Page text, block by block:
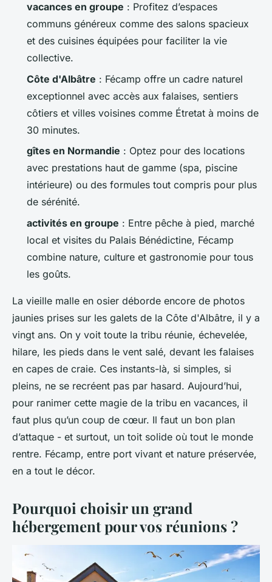
vacances en groupe : Profitez d’espaces
communs généreux comme des salons spacieux
et des cuisines équipées pour faciliter la vie
collective.
Côte d'Albâtre : Fécamp offre un cadre naturel
exceptionnel avec accès aux falaises, sentiers
côtiers et villes voisines comme Étretat à moins de
30 minutes.
gîtes en Normandie : Optez pour des locations
avec prestations haut de gamme (spa, piscine
intérieure) ou des formules tout compris pour plus
de sérénité.
activités en groupe : Entre pêche à pied, marché
local et visites du Palais Bénédictine, Fécamp
combine nature, culture et gastronomie pour tous
les goûts.
La vieille malle en osier déborde encore de photos
jaunies prises sur les galets de la Côte d'Albâtre, il y a
vingt ans. On y voit toute la tribu réunie, échevelée,
hilare, les pieds dans le vent salé, devant les falaises
en capes de craie. Ces instants-là, si simples, si
pleins, ne se recréent pas par hasard. Aujourd’hui,
pour ranimer cette magie de la tribu en vacances, il
faut plus qu’un coup de cœur. Il faut un bon plan
d’attaque - et surtout, un toit solide où tout le monde
rentre. Fécamp, entre port vivant et nature préservée,
en a tout le décor.
Pourquoi choisir un grand
hébergement pour vos réunions ?